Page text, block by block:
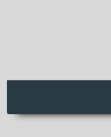
Consultoria em
Oportunidades de